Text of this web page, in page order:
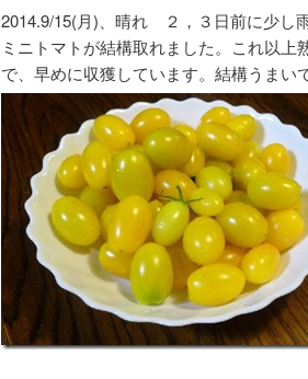
2014.9/15(月)、晴れ ２，３日前に少し
ミニトマトが結構取れました。これ以
で、早めに収獲しています。結構うまいで